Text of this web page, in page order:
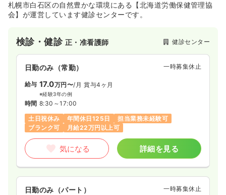
札幌市白石区の自然豊かな環境にある【北海道労働保健管理協
会】が運営しています健診センターです。
検診・健診 正・准看護師 健診センター
日勤のみ（常勤） 一時募集休止
給与 17.0万円〜/月 賞与4ヶ月
※経験3年の例
時間 8:30～17:00
土日祝休み
年間休日125日
担当業務未経験可
ブランク可
月給22万円以上可
気になる 詳細を見る
日勤のみ（パート） 一時募集休止